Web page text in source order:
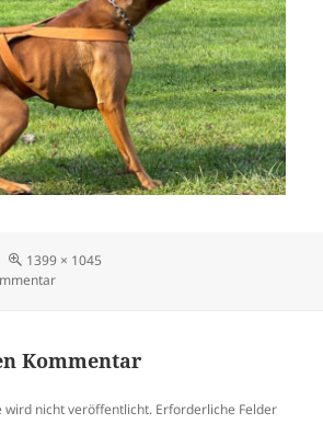
Originalgröße
1399 × 1045
zu donnasd1
Kommentar
wird nicht veröffentlicht. Erforderliche Felder